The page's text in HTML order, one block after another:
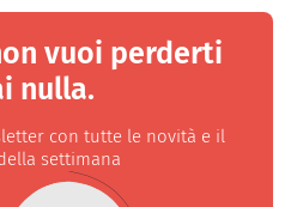
vuoi perderti
nulla.
con tutte le novità e il
settimana